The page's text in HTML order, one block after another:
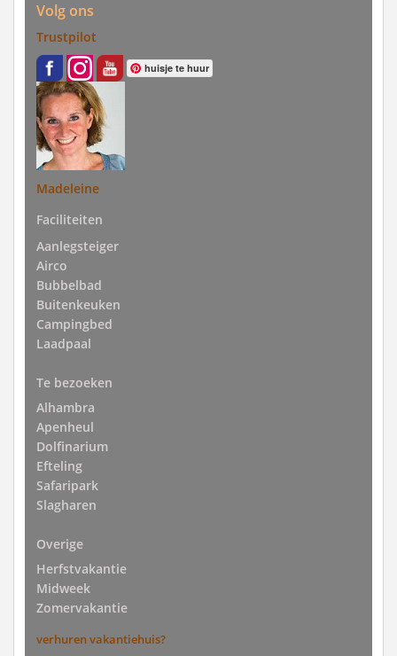
Volg ons
Trustpilot
huisje te huur
Madeleine
Faciliteiten
Aanlegsteiger
Airco
Bubbelbad
Buitenkeuken
Campingbed
Laadpaal
Te bezoeken
Alhambra
Apenheul
Dolfinarium
Efteling
Safaripark
Slagharen
Overige
Herfstvakantie
Midweek
Zomervakantie
verhuren vakantiehuis?